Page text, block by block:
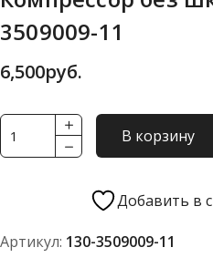
3509009-11
6,500руб.
Количество
товара
130-
В корзину
Добавить в
Артикул: 130-3509009-11